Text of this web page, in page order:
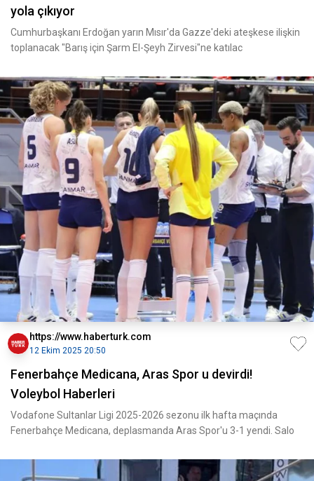
yola çıkıyor
Cumhurbaşkanı Erdoğan yarın Mısır'da Gazze'deki ateşkese ilişkin
toplanacak "Barış için Şarm El-Şeyh Zirvesi"ne katılac
https://www.haberturk.com
12 Ekim 2025 20:50
Fenerbahçe Medicana, Aras Spor u devirdi!
Voleybol Haberleri
Vodafone Sultanlar Ligi 2025-2026 sezonu ilk hafta maçında
Fenerbahçe Medicana, deplasmanda Aras Spor'u 3-1 yendi. Salo